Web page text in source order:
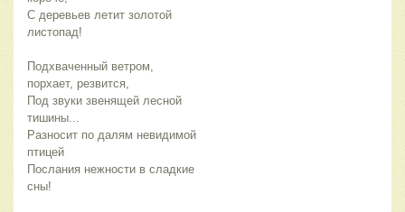
С деревьев летит золотой
листопад!
Подхваченный ветром,
порхает, резвится,
Под звуки звенящей лесной
тишины...
Разносит по далям невидимой
птицей
Послания нежности в сладкие
сны!